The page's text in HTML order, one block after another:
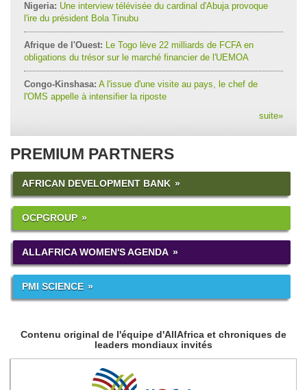
Nigeria: Une interview télévisée du cardinal d'Abuja provoque
l'ire du président Bola Tinubu
Afrique de l'Ouest: Le Togo lève 22 milliards de FCFA en
obligations du trésor sur le marché financier de l'UEMOA
Congo-Kinshasa: A l'issue d'une visite au pays, le chef de
l'OMS appelle à intensifier la riposte
suite»
PREMIUM PARTNERS
AFRICAN DEVELOPMENT BANK
OCPGROUP
ALLAFRICA WOMEN'S AGENDA
PMI SCIENCE
Contenu original de l'équipe d'AllAfrica et chroniques de
leaders mondiaux invités